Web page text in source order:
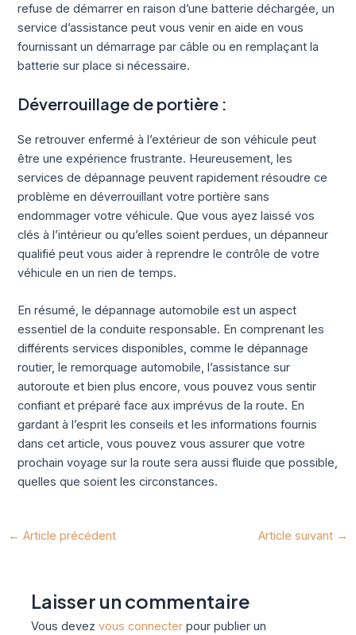
refuse de démarrer en raison d’une batterie déchargée, un
service d’assistance peut vous venir en aide en vous
fournissant un démarrage par câble ou en remplaçant la
batterie sur place si nécessaire.
Déverrouillage de portière :
Se retrouver enfermé à l’extérieur de son véhicule peut
être une expérience frustrante. Heureusement, les
services de dépannage peuvent rapidement résoudre ce
problème en déverrouillant votre portière sans
endommager votre véhicule. Que vous ayez laissé vos
clés à l’intérieur ou qu’elles soient perdues, un dépanneur
qualifié peut vous aider à reprendre le contrôle de votre
véhicule en un rien de temps.
En résumé, le dépannage automobile est un aspect
essentiel de la conduite responsable. En comprenant les
différents services disponibles, comme le dépannage
routier, le remorquage automobile, l’assistance sur
autoroute et bien plus encore, vous pouvez vous sentir
confiant et préparé face aux imprévus de la route. En
gardant à l’esprit les conseils et les informations fournis
dans cet article, vous pouvez vous assurer que votre
prochain voyage sur la route sera aussi fluide que possible,
quelles que soient les circonstances.
← Article précédent Article suivant →
Laisser un commentaire
Vous devezvous connecter pour publier un